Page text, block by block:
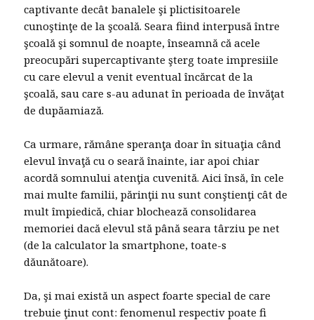
captivante decât banalele şi plictisitoarele
cunoştinţe de la şcoală. Seara fiind interpusă între
şcoală şi somnul de noapte, înseamnă că acele
preocupări supercaptivante şterg toate impresiile
cu care elevul a venit eventual încărcat de la
şcoală, sau care s-au adunat în perioada de învăţat
de dupăamiază.
Ca urmare, rămâne speranţa doar în situaţia când
elevul învaţă cu o seară înainte, iar apoi chiar
acordă somnului atenţia cuvenită. Aici însă, în cele
mai multe familii, părinţii nu sunt conştienţi cât de
mult împiedică, chiar blochează consolidarea
memoriei dacă elevul stă până seara târziu pe net
(de la calculator la smartphone, toate-s
dăunătoare).
Da, şi mai există un aspect foarte special de care
trebuie ţinut cont: fenomenul respectiv poate fi